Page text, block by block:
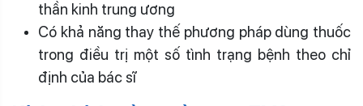
thần kinh trung ương
Có khả năng thay thế phương pháp dùng thuốc
trong điều trị một số tình trạng bệnh theo chỉ
định của bác sĩ